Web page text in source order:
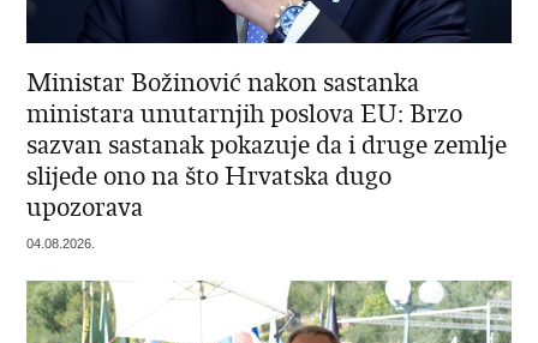
Ministar Božinović nakon sastanka
ministara unutarnjih poslova EU: Brzo
sazvan sastanak pokazuje da i druge zemlje
slijede ono na što Hrvatska dugo
upozorava
04.08.2026.